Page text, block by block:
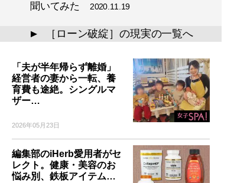
聞いてみた 2020.11.19
▲ ［ローン破綻］の現実の一覧へ
「夫が半年帰らず離婚」
経営者の妻から一転、養
育費も途絶。シングルマ
ザー…
2026年05月23日
編集部のiHerb愛用者がセ
レクト。健康・美容のお
悩み別、鉄板アイテム…